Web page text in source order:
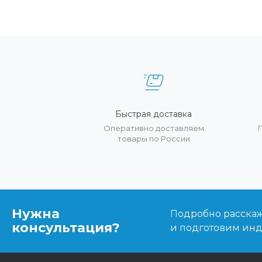
Быстрая доставка
Оперативно доставляем
товары по России
Нужна
консультация?
Подробно
и подготовим